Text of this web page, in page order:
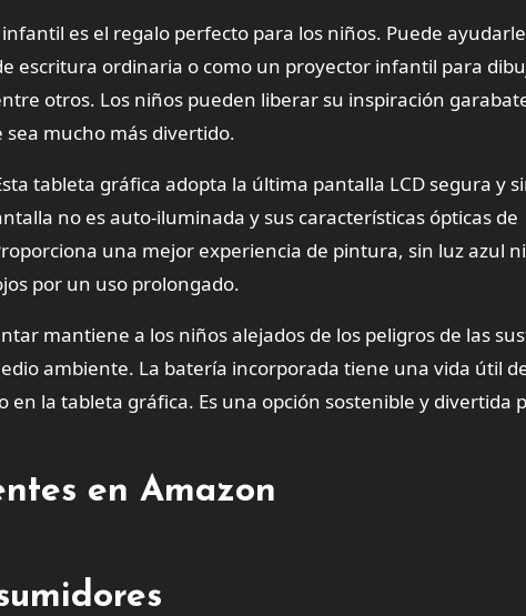
es el regalo perfecto para los niños. Puede
escritura ordinaria o como un proyector infantil para
otros. Los niños pueden liberar su inspiración
mucho más divertido.
tableta gráfica adopta la última pantalla LCD segura y
no es auto-iluminada y sus características ópticas de
una mejor experiencia de pintura, sin luz azul ni
por un uso prolongado.
mantiene a los niños alejados de los peligros de las
ambiente. La batería incorporada tiene una vida útil
en la tableta gráfica. Es una opción sostenible y divertida
en Amazon